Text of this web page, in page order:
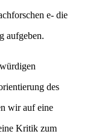
e- die
aufgeben.
des
wir auf eine
Kritik zum